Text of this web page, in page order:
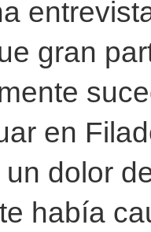
gran
en
dolor
había